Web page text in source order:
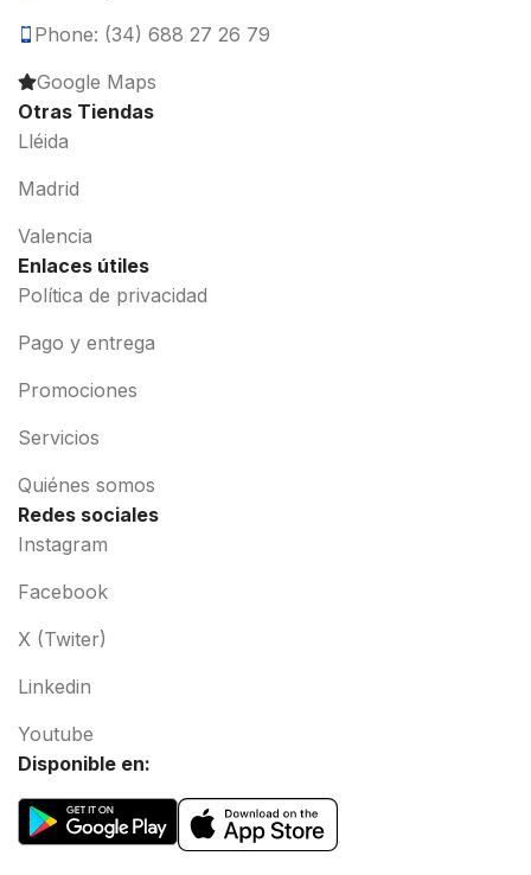
Phone: (34) 688 27 26 79
Google Maps
Otras Tiendas
Lléida
Madrid
Valencia
Enlaces útiles
Política de privacidad
Pago y entrega
Promociones
Servicios
Quiénes somos
Redes sociales
Instagram
Facebook
X (Twiter)
Linkedin
Youtube
Disponible en: